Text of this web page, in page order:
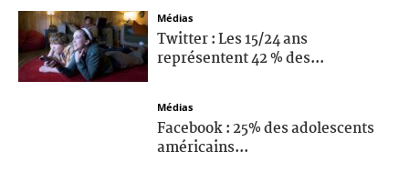
Médias
Twitter : Les 15/24 ans
représentent 42 % des...
Médias
Facebook : 25% des adolescents
américains...